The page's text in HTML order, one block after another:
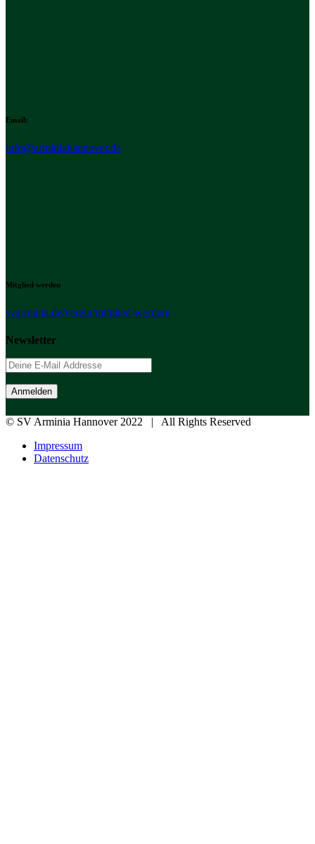
Email:
info@arminiahannover.de
Mitglied werden
svarminia.de/verein/mitglied-werden/
Newsletter
© SV Arminia Hannover 2022 | All Rights Reserved
Impressum
Datenschutz